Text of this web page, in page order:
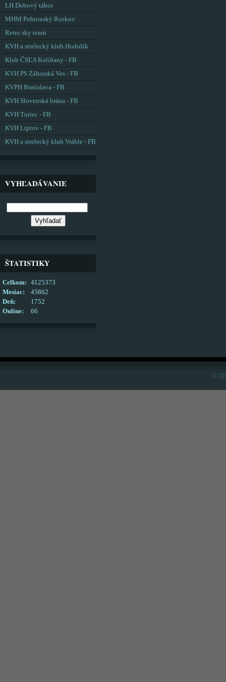
LH Dobový tábor
MHM Pohronský Ruskov
Retro sky team
KVH a strelecký klub Hodošík
Klub ČSĽA Kolíňany - FB
KVH PS Záhorská Ves - FB
KVPH Bratislava - FB
KVH Slovenská brána - FB
KVH Turiec - FB
KVH Liptov - FB
KVH a strelecký klub Vráble - FB
VYHĽADÁVANIE
ŠTATISTIKY
Online: 66
Celkom:
4125373
Mesiac:
45862
Deň:
1752
©